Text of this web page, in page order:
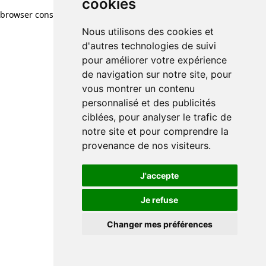
cookies
Nous utilisons des cookies et
d'autres technologies de suivi
pour améliorer votre expérience
de navigation sur notre site, pour
vous montrer un contenu
personnalisé et des publicités
ciblées, pour analyser le trafic de
notre site et pour comprendre la
provenance de nos visiteurs.
J'accepte
Je refuse
Changer mes préférences
browser console for more information)